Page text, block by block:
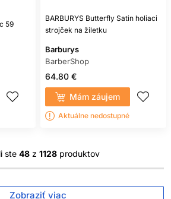
59
BARBURYS Butterfly Satin holiaci
strojček na žiletku
Barburys
BarberShop
64.80 €
Mám záujem
Aktuálne nedostupné
ste 48 z 1128 produktov
Zobraziť viac